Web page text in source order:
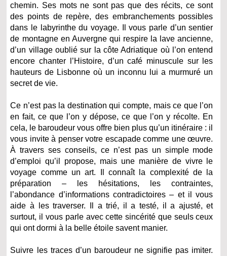
chemin. Ses mots ne sont pas que des récits, ce sont
des points de repère, des embranchements possibles
dans le labyrinthe du voyage. Il vous parle d’un sentier
de montagne en Auvergne qui respire la lave ancienne,
d’un village oublié sur la côte Adriatique où l’on entend
encore chanter l’Histoire, d’un café minuscule sur les
hauteurs de Lisbonne où un inconnu lui a murmuré un
secret de vie.
Ce n’est pas la destination qui compte, mais ce que l’on
en fait, ce que l’on y dépose, ce que l’on y récolte. En
cela, le baroudeur vous offre bien plus qu’un itinéraire : il
vous invite à penser votre escapade comme une œuvre.
À travers ses conseils, ce n’est pas un simple mode
d’emploi qu’il propose, mais une manière de vivre le
voyage comme un art. Il connaît la complexité de la
préparation – les hésitations, les contraintes,
l’abondance d’informations contradictoires – et il vous
aide à les traverser. Il a trié, il a testé, il a ajusté, et
surtout, il vous parle avec cette sincérité que seuls ceux
qui ont dormi à la belle étoile savent manier.
Suivre les traces d’un baroudeur ne signifie pas imiter.